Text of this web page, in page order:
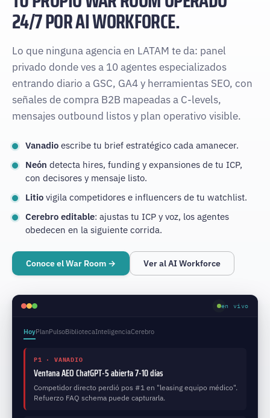
24/7 POR AI WORKFORCE.
Lo que ninguna agencia en LATAM te da: panel
privado donde ves a 10 agentes especializados
entrando diario a GSC, GA4 y herramientas SEO, con
señales de compra B2B mapeadas a C-levels,
mensajes outbound listos y plan operativo visible.
Vanadio escribe tu brief estratégico cada amanecer.
Neón detecta hires, funding y expansiones de tu ICP,
con decisores y mensaje listo.
Litio vigila competidores e influencers de tu watchlist.
Cerebro editable: ajustas tu ICP y voz, los agentes
obedecen en la siguiente corrida.
Conoce el War Room → Ver al AI Workforce
en vivo
HoyPlanPulsoBibliotecaInteligenciaCerebro
P1 · VANADIO
Ventana AEO ChatGPT-5 abierta 7-10 días
Competidor directo perdió pos #1 en "leasing equipo médico".
Refuerzo FAQ schema puede capturarla.